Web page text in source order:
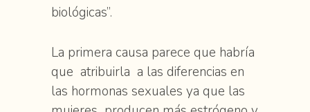
biológicas”.
La primera causa parece que habría
que atribuirla a las diferencias en
las hormonas sexuales ya que las